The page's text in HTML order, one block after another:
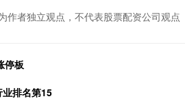
作者独立观点，不代表股票配资公司观点
停板
排名第15